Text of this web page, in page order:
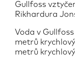
Gullfoss
Rikhardura
Voda v
metrů
metrů